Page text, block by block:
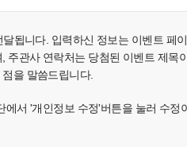
됩니다. 입력하신 정보는 이벤트 페
관사 연락처는 당첨된 이벤트 제목
을 말씀드립니다.
서 '개인정보 수정'버튼을 눌러 수정